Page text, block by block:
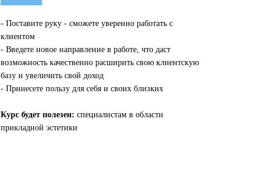
- Поставите руку - сможете уверенно работать с
клиентом
- Введете новое направление в работе, что даст
возможность качественно расширить свою клиентскую
базу и увеличить свой доход
- Принесете пользу для себя и своих близких
Курс будет полезен: специалистам в области
прикладной эстетики